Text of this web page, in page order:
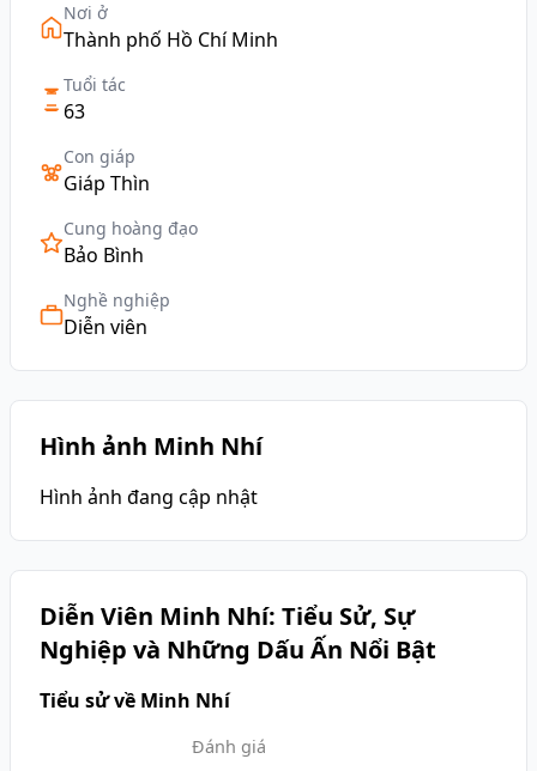
Nơi ở
Thành phố Hồ Chí Minh
Tuổi tác
63
Con giáp
Giáp Thìn
Cung hoàng đạo
Bảo Bình
Nghề nghiệp
Diễn viên
Hình ảnh Minh Nhí
Hình ảnh đang cập nhật
Diễn Viên Minh Nhí: Tiểu Sử, Sự
Nghiệp và Những Dấu Ấn Nổi Bật
Tiểu sử về Minh Nhí
Đánh giá